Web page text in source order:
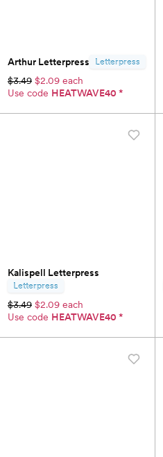
Arthur Letterpress Letterpress
$3.49 $2.09 each
Use code HEATWAVE40 *
Kalispell Letterpress
Letterpress
$3.49 $2.09 each
Use code HEATWAVE40 *